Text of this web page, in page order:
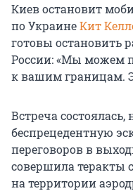
Киев остановит
по УкраинеКит
готовы остановить
России: «Мы можем
к вашим границам.
Встреча состоялась,
беспрецедентную
переговоров в
совершила теракты
на территории